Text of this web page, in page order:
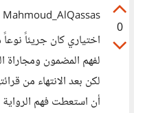
0
Mahmoud_AlQassas
اختياري كان جريئاً
لفهم المضمون ومجاراة
لكن بعد الانتهاء من
أن استعطت فهم